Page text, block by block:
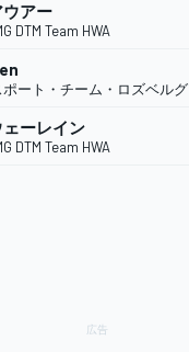
ウアー
DTM Team HWA
ート・チーム・ロズベルグ
ーレイン
DTM Team HWA